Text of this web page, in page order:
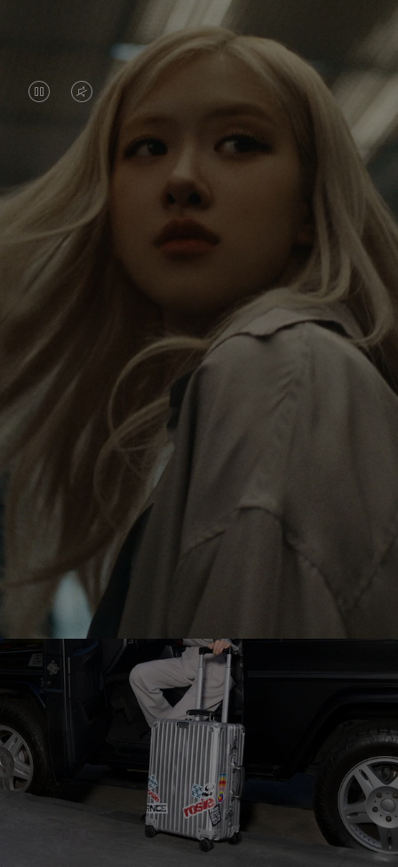
O
VÍDEO
ESTÁ
PAUSADO,
PRESSIONE
PARA
REPRODUZI-
LO
O
VÍDEO
ESTÁ
SEM
SOM.
FAVOR,
CLIQUE
PARA
ATIVÁ-
LO
Rosé está constantemente explorando o mundo e, a
cada viagem, ela encontra novas perspectivas que
deixam um impacto profundo nela. A cada novo
destino, ela descobre o mundo e a si mesma da
maneira mais significativa.
Sua RIMOWA Classic Cabin serve como um
lembrete de todas as histórias que ela vivenciou,
cada adesivo e suas marcas, são símbolos de sua
jornada.